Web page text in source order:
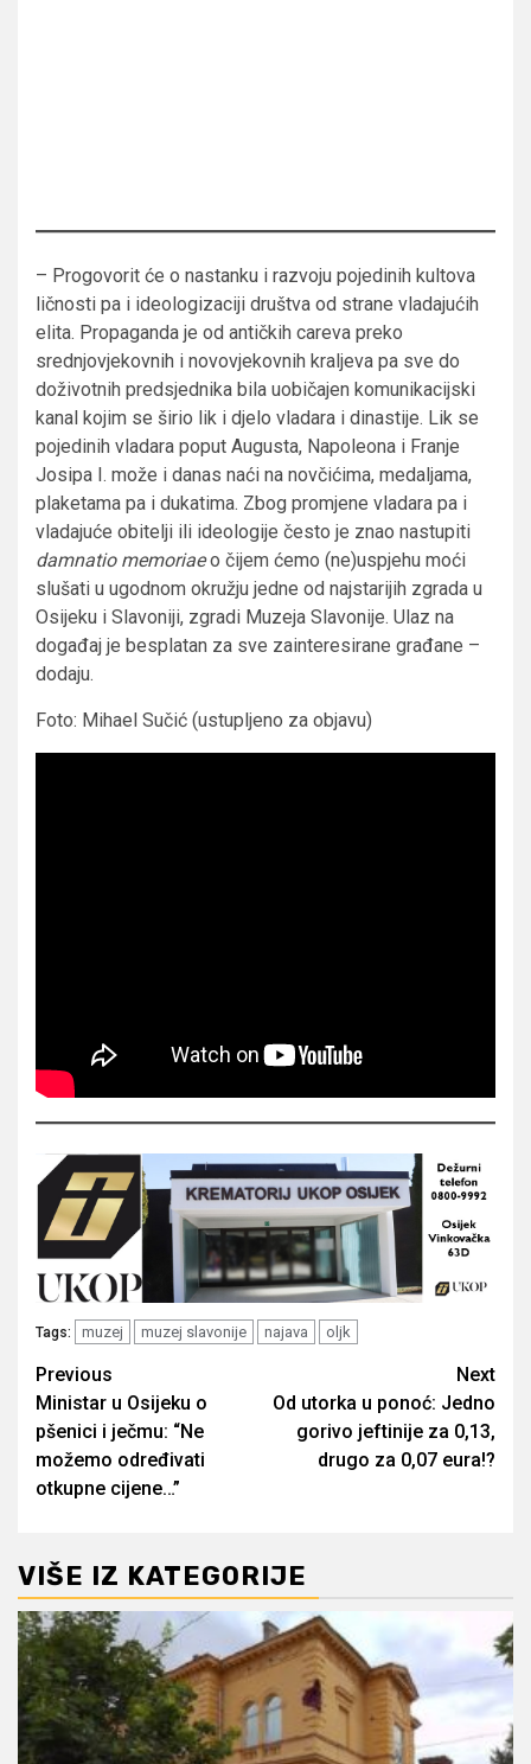
– Progovorit će o nastanku i razvoju pojedinih kultova
ličnosti pa i ideologizaciji društva od strane vladajućih
elita. Propaganda je od antičkih careva preko
srednjovjekovnih i novovjekovnih kraljeva pa sve do
doživotnih predsjednika bila uobičajen komunikacijski
kanal kojim se širio lik i djelo vladara i dinastije. Lik se
pojedinih vladara poput Augusta, Napoleona i Franje
Josipa I. može i danas naći na novčićima, medaljama,
plaketama pa i dukatima. Zbog promjene vladara pa i
vladajuće obitelji ili ideologije često je znao nastupiti
damnatio memoriaeo čijem ćemo (ne)uspjehu moći
slušati u ugodnom okružju jedne od najstarijih zgrada u
Osijeku i Slavoniji, zgradi Muzeja Slavonije. Ulaz na
događaj je besplatan za sve zainteresirane građane –
dodaju.
Foto: Mihael Sučić (ustupljeno za objavu)
Tags: muzej muzej slavonije najava oljk
Post
navigation
Previous
Ministar u Osijeku o
pšenici i ječmu: “Ne
možemo određivati
otkupne cijene…”
Next
Od utorka u ponoć: Jedno
gorivo jeftinije za 0,13,
drugo za 0,07 eura!?
VIŠE IZ KATEGORIJE